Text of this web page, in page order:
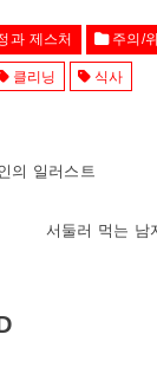
과 제스처 주의/
클리닝 식사
의 일러스트
서둘러 먹는 남